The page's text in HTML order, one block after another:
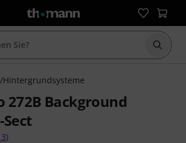
Suche
Hintergrundsysteme
Background
von 5 Sternen aus 13 Kundenbewertungen
)